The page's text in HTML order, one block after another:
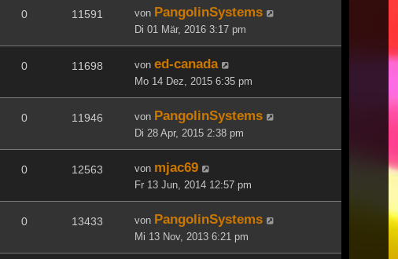
0 11591 von PangolinSystems
Di 01 Mär, 2016 3:17 pm
0 11698 von ed-canada
Mo 14 Dez, 2015 6:35 pm
0 11946 von PangolinSystems
Di 28 Apr, 2015 2:38 pm
0 12563 von mjac69
Fr 13 Jun, 2014 12:57 pm
0 13433 von PangolinSystems
Mi 13 Nov, 2013 6:21 pm